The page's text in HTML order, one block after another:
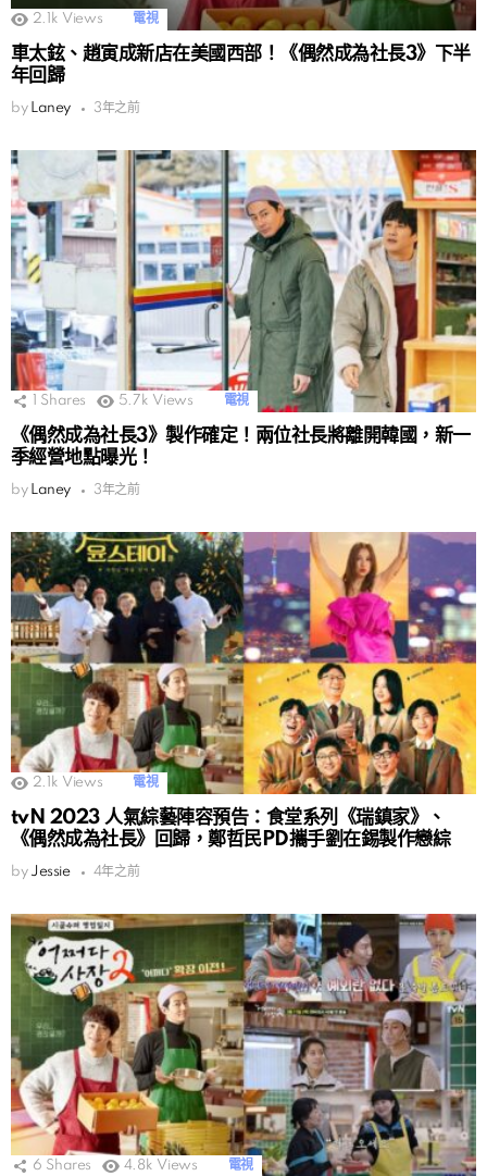
2.1k Views 電視
車太鉉、趙寅成新店在美國西部！《偶然成為社長3》下半
年回歸
by Laney 3年之前
Shares 5.7k Views 電視
《偶然成為社長3》製作確定！兩位社長將離開韓國，新一
季經營地點曝光！
by Laney 3年之前
2.1k Views 電視
tvN 2023 人氣綜藝陣容預告：食堂系列《瑞鎮家》、
《偶然成為社長》回歸，鄭哲民PD攜手劉在錫製作戀綜
by Jessie 4年之前
6 Shares 4.8k Views 電視